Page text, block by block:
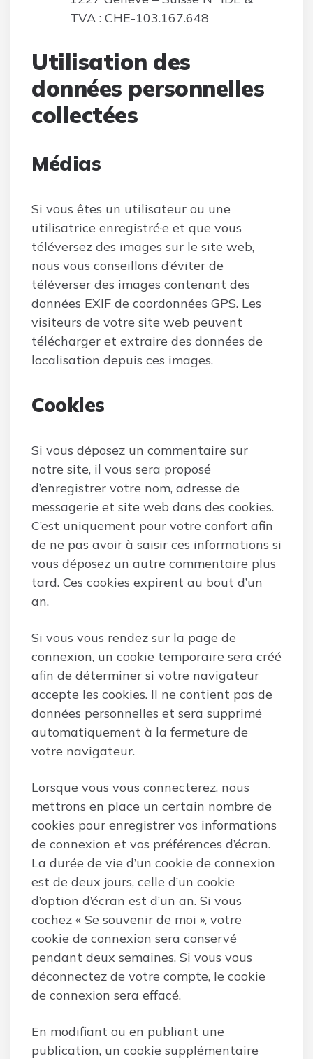
TVA : CHE-103.167.648
Utilisation des
données personnelles
collectées
Médias
Si vous êtes un utilisateur ou une
utilisatrice enregistré·e et que vous
téléversez des images sur le site web,
nous vous conseillons d’éviter de
téléverser des images contenant des
données EXIF de coordonnées GPS. Les
visiteurs de votre site web peuvent
télécharger et extraire des données de
localisation depuis ces images.
Cookies
Si vous déposez un commentaire sur
notre site, il vous sera proposé
d’enregistrer votre nom, adresse de
messagerie et site web dans des cookies.
C’est uniquement pour votre confort afin
de ne pas avoir à saisir ces informations si
vous déposez un autre commentaire plus
tard. Ces cookies expirent au bout d’un
an.
Si vous vous rendez sur la page de
connexion, un cookie temporaire sera créé
afin de déterminer si votre navigateur
accepte les cookies. Il ne contient pas de
données personnelles et sera supprimé
automatiquement à la fermeture de
votre navigateur.
Lorsque vous vous connecterez, nous
mettrons en place un certain nombre de
cookies pour enregistrer vos informations
de connexion et vos préférences d’écran.
La durée de vie d’un cookie de connexion
est de deux jours, celle d’un cookie
d’option d’écran est d’un an. Si vous
cochez « Se souvenir de moi », votre
cookie de connexion sera conservé
pendant deux semaines. Si vous vous
déconnectez de votre compte, le cookie
de connexion sera effacé.
En modifiant ou en publiant une
publication, un cookie supplémentaire